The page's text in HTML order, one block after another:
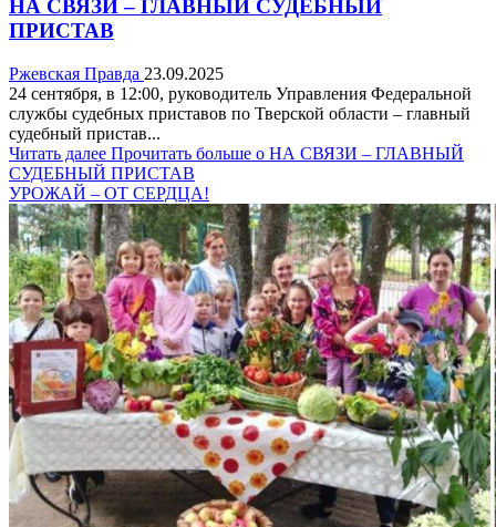
НА СВЯЗИ – ГЛАВНЫЙ СУДЕБНЫЙ
ПРИСТАВ
Ржевская Правда 23.09.2025
24 сентября, в 12:00, руководитель Управления Федеральной
службы судебных приставов по Тверской области – главный
судебный пристав...
Читать далее Прочитать больше о НА СВЯЗИ – ГЛАВНЫЙ
СУДЕБНЫЙ ПРИСТАВ
УРОЖАЙ – ОТ СЕРДЦА!